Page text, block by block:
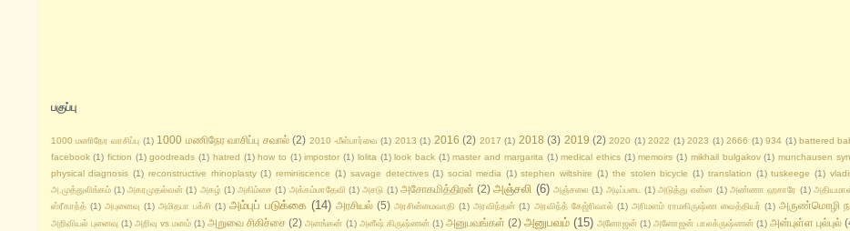
பகுப்பு
1000 மணிநேர வாசிப்பு (1) 1000 மணிநேர வாசிப்பு சவால் (2) 2010 -மீள்பார்வை (1) 2013 (1) 2016 (2) 2017 (1) 2018 (3) 2019 (2) 2020 (1) 2022 (1) 2023 (1) 2666 (1) 934 (1) battered
facebook (1) fiction (1) goodreads (1) hatred (1) how to (1) impostor (1) lolita (1) look back (1) master and margarita (1) medical ethics (1) memoirs (1) mikhail bulgakov (1) munchausen
physical diagnosis (1) reconstructive rhinoplasty (1) reminiscence (1) savage detectives (1) social media (1) stephen wiltshire (1) the stolen bicycle (1) translation (1) tuskeege (1)
அ.முத்துலிங்கம் (1) அகரமுதல்வன் (1) அகழ் (1) அகிம்சை (1) அக்கம்மாதேவி (1) அசடு (1) அசோகமித்திரன் (2) அஞ்சலி (6) அஞ்சலை (1) அடிப்படை (1) அடுத்து என்ன (1) அண்ணா ஹசாரே (1)
ஸ்ரீகாந்த் (1) அபுனைவு (1) அமிதபா பக்சி (1) அம்புப் படுக்கை (14) அரசியல் (5) அரசின்மைவாதி (1) அரவிந்தன் (1) அரவிந்த் கேஜ்ரிவால் (1) அரிமளம் ராமகிருஷ்ண வைத்தியர் (1) அருண்மொழி
அறிவியல் புனைவு (1) அறிவு vs மனம் (1) அறுவை சிகிச்சை (2) அனங்கன் (1) அனீஷ் கிருஷ்ணன் (1) அனுபவங்கள் (2) அனுபவம் (15) அனோஜன் (1) அனோஜன் பாலக்ருஷ்ணன் (1) அன்புள்ள புல்புல்